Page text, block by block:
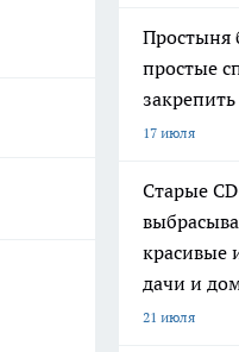
Простыня
простые
17 июля
Старые
красивые
дачи и
21 июля